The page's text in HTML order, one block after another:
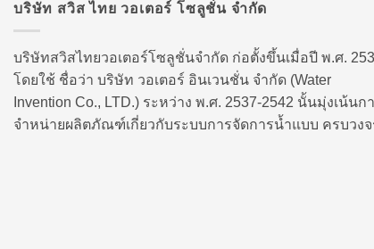
บริษัท สวิส ไทย วอเตอร์ โซลูชั่น จำกัด
บริษัทสวิสไทยวอเตอร์โซลูชั่นจำกัด ก่อตั้งขึ้นเมื่อปี พ.ศ.
โดยใช้ ชื่อว่า บริษัท วอเตอร์ อินเวนชั่น จำกัด (Water
Invention Co., LTD.) ระหว่าง พ.ศ. 2537-2542 นั้นมุ่งเน้นก
จำหน่ายผลิตภัณฑ์เกี่ยวกับระบบการจัดการน้ำแบบ ครบวงจ